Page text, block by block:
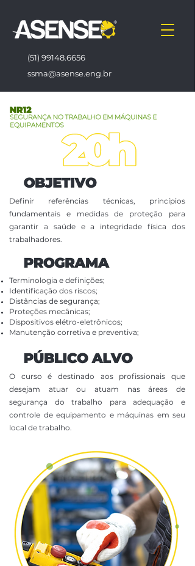
(51) 99148.6656
ssma@asense.eng.br
Definir referências técnicas, princípios
fundamentais e medidas de proteção para
garantir a saúde e a integridade física dos
trabalhadores.
Terminologia e definições;
Identificação dos riscos;
Distâncias de segurança;
Proteções mecânicas;
Dispositivos elétro-eletrônicos;
Manutenção corretiva e preventiva;
O curso é destinado aos profissionais que
desejam atuar ou atuam nas áreas de
segurança do trabalho para adequação e
controle de equipamento e máquinas em seu
local de trabalho.